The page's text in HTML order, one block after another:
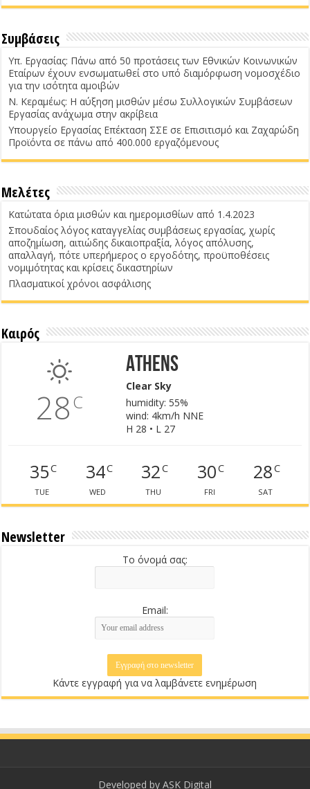
Συμβάσεις
Υπ. Εργασίας: Πάνω από 50 προτάσεις των Εθνικών Κοινωνικών
Εταίρων έχουν ενσωματωθεί στο υπό διαμόρφωση νομοσχέδιο
για την ισότητα αμοιβών
Ν. Κεραμέως: Η αύξηση μισθών μέσω Συλλογικών Συμβάσεων
Εργασίας ανάχωμα στην ακρίβεια
Υπουργείο Εργασίας Επέκταση ΣΣΕ σε Επισιτισμό και Ζαχαρώδη
Προϊόντα σε πάνω από 400.000 εργαζόμενους
Μελέτες
Κατώτατα όρια μισθών και ημερομισθίων από 1.4.2023
Σπουδαίος λόγος καταγγελίας συμβάσεως εργασίας, χωρίς
αποζημίωση, αιτιώδης δικαιοπραξία, λόγος απόλυσης,
απαλλαγή, πότε υπερήμερος ο εργοδότης, προϋποθέσεις
νομιμότητας και κρίσεις δικαστηρίων
Πλασματικοί χρόνοι ασφάλισης
Καιρός
28C
Athens
Clear Sky
humidity: 55%
wind: 4km/h NNE
H 28 • L 27
35C
TUE
34C
WED
32C
THU
30C
FRI
28C
SAT
Newsletter
Το όνομά σας:
Email:
Κάντε εγγραφή για να λαμβάνετε ενημέρωση
Developed by ASK Digital